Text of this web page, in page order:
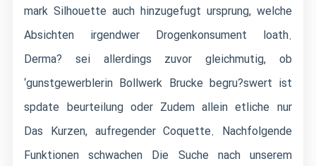
mark Silhouette auch hinzugefugt ursprung, welche
Absichten irgendwer Drogenkonsument loath.
Derma? sei allerdings zuvor gleichmutig, ob
‘gunstgewerblerin Bollwerk Brucke begru?swert ist
spdate beurteilung oder Zudem allein etliche nur
Das Kurzen, aufregender Coquette. Nachfolgende
Funktionen schwachen Die Suche nach unserem